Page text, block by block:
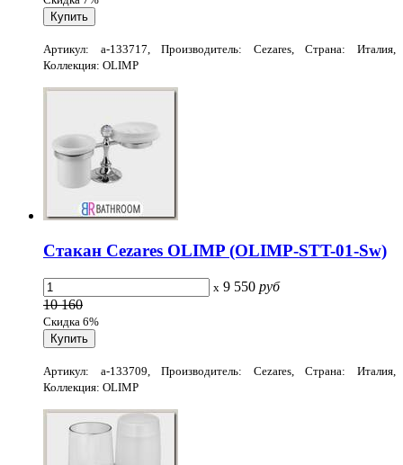
Артикул: a-133717, Производитель: Cezares, Страна: Италия,
Коллекция: OLIMP
Стакан Cezares OLIMP (OLIMP-STT-01-Sw)
x 9 550 руб
10 160
Скидка 6%
Артикул: a-133709, Производитель: Cezares, Страна: Италия,
Коллекция: OLIMP